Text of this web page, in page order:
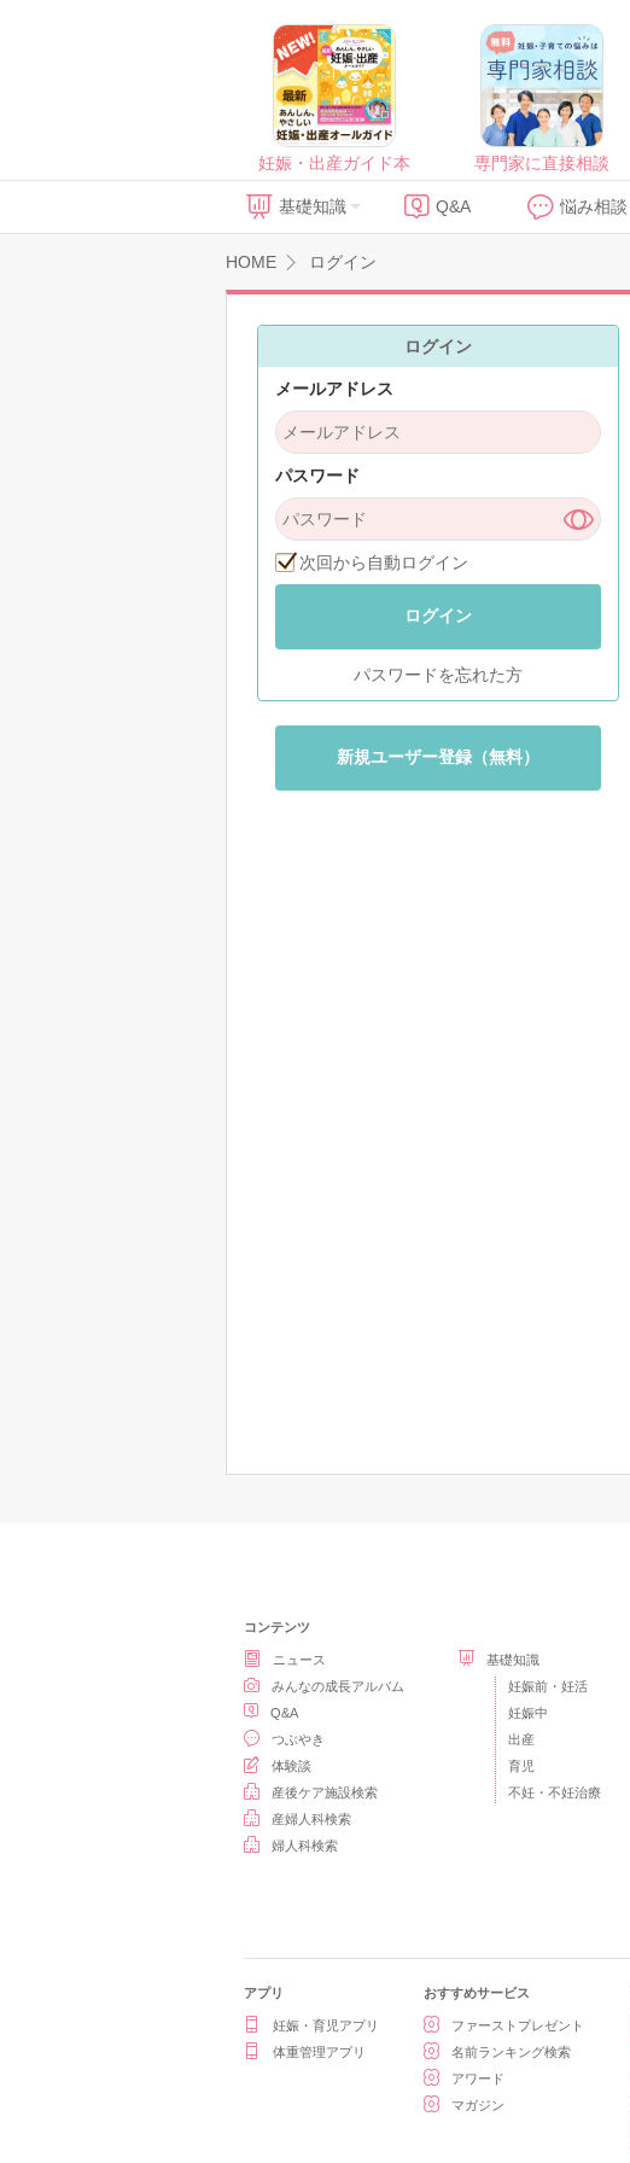
妊娠・出産ガイド本 専門家に直接相談
基礎知識 Q&A 悩み相談
HOME ログイン
ログイン
メールアドレス
パスワード
次回から自動ログイン
ログイン
パスワードを忘れた方
新規ユーザー登録（無料）
コンテンツ
ニュース
みんなの成長アルバム
Q&A
つぶやき
体験談
産後ケア施設検索
産婦人科検索
婦人科検索
基礎知識
妊娠前・妊活
妊娠中
出産
育児
不妊・不妊治療
アプリ
妊娠・育児アプリ
体重管理アプリ
おすすめサービス
ファーストプレゼント
名前ランキング検索
アワード
マガジン